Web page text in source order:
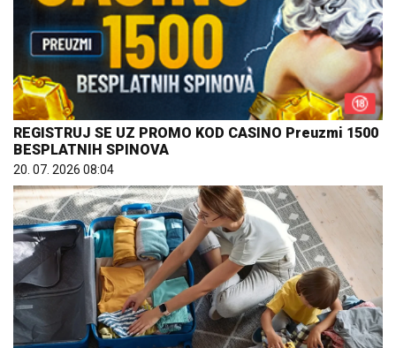
REGISTRUJ SE UZ PROMO KOD CASINO Preuzmi 1500
BESPLATNIH SPINOVA
20. 07. 2026 08:04